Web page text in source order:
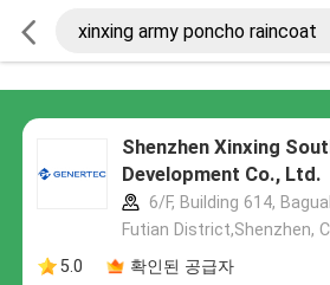
Shenzhen Xinxing
Development Co., Ltd.
6/F, Building 614,
Futian District,Shenzhen,
5.0
확인된 공급자